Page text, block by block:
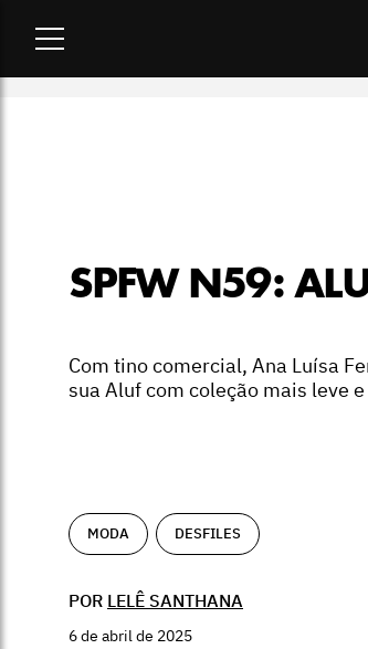
SPFW N59:
Com tino comercial, Ana Luísa
sua Aluf com coleção mais leve
MODA DESFILES
POR LELÊ SANTHANA
6 de abril de 2025